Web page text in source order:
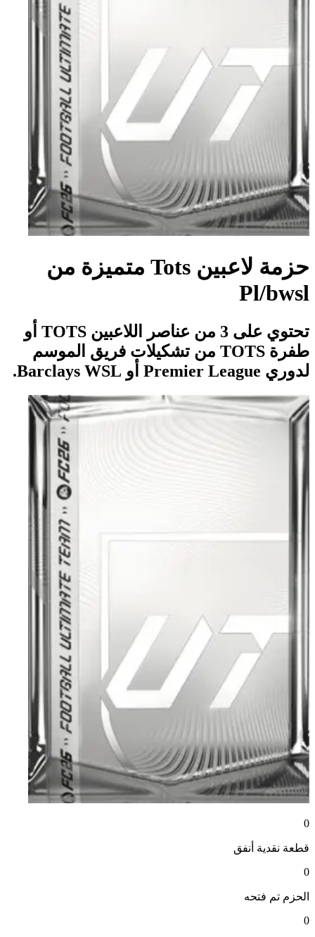
حزمة لاعبين Tots متميزة من
Pl/bwsl
تحتوي على 3 من عناصر اللاعبين TOTS أو
طفرة TOTS من تشكيلات فريق الموسم
لدوري Premier League أو Barclays WSL.
0
قطعة نقدية أنفق
0
الحزم تم فتحه
0